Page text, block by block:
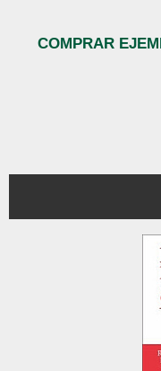
COMPRAR